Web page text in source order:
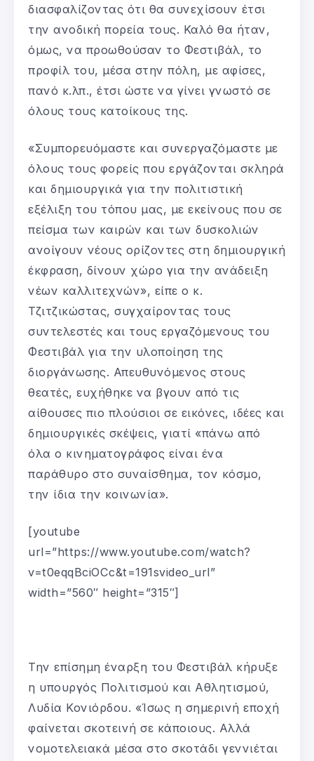
διασφαλίζοντας ότι θα συνεχίσουν έτσι
την ανοδική πορεία τους. Καλό θα ήταν,
όμως, να προωθούσαν το Φεστιβάλ, το
προφίλ του, μέσα στην πόλη, με αφίσες,
πανό κ.λπ., έτσι ώστε να γίνει γνωστό σε
όλους τους κατοίκους της.
«Συμπορευόμαστε και συνεργαζόμαστε με
όλους τους φορείς που εργάζονται σκληρά
και δημιουργικά για την πολιτιστική
εξέλιξη του τόπου μας, με εκείνους που σε
πείσμα των καιρών και των δυσκολιών
ανοίγουν νέους ορίζοντες στη δημιουργική
έκφραση, δίνουν χώρο για την ανάδειξη
νέων καλλιτεχνών», είπε ο κ.
Τζιτζικώστας, συγχαίροντας τους
συντελεστές και τους εργαζόμενους του
Φεστιβάλ για την υλοποίηση της
διοργάνωσης. Απευθυνόμενος στους
θεατές, ευχήθηκε να βγουν από τις
αίθουσες πιο πλούσιοι σε εικόνες, ιδέες και
δημιουργικές σκέψεις, γιατί «πάνω από
όλα ο κινηματογράφος είναι ένα
παράθυρο στο συναίσθημα, τον κόσμο,
την ίδια την κοινωνία».
[youtube
url=”https://www.youtube.com/watch?
v=t0eqqBciOCc&t=191svideo_url”
width=”560″ height=”315″]
Την επίσημη έναρξη του Φεστιβάλ κήρυξε
η υπουργός Πολιτισμού και Αθλητισμού,
Λυδία Κονιόρδου. «Ίσως η σημερινή εποχή
φαίνεται σκοτεινή σε κάποιους. Αλλά
νομοτελειακά μέσα στο σκοτάδι γεννιέται